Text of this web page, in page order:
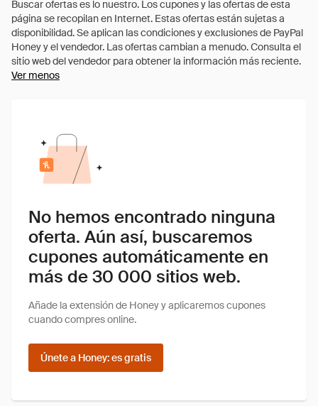
Ver menos
No hemos encontrado ninguna
oferta. Aún así, buscaremos
cupones automáticamente en
más de 30 000 sitios web.
Añade la extensión de Honey y aplicaremos cupones
cuando compres online.
Únete a Honey: es gratis